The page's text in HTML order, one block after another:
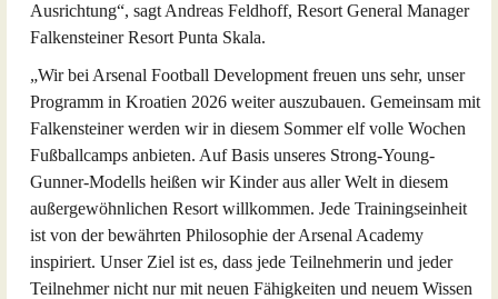
Ausrichtung“, sagt Andreas Feldhoff, Resort General Manager
Falkensteiner Resort Punta Skala.
„Wir bei Arsenal Football Development freuen uns sehr, unser
Programm in Kroatien 2026 weiter auszubauen. Gemeinsam mit
Falkensteiner werden wir in diesem Sommer elf volle Wochen
Fußballcamps anbieten. Auf Basis unseres Strong-Young-
Gunner-Modells heißen wir Kinder aus aller Welt in diesem
außergewöhnlichen Resort willkommen. Jede Trainingseinheit
ist von der bewährten Philosophie der Arsenal Academy
inspiriert. Unser Ziel ist es, dass jede Teilnehmerin und jeder
Teilnehmer nicht nur mit neuen Fähigkeiten und neuem Wissen